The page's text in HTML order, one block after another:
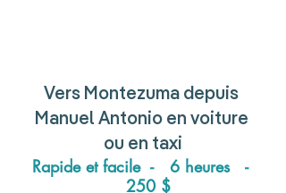
Vers Montezuma depuis
Manuel Antonio en voiture
ou en taxi
Rapide et facile  -   6 heures   -
  250 $